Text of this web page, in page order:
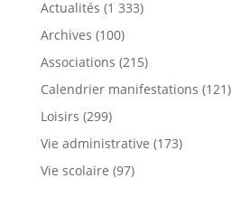
Actualités (1 333)
Archives (100)
Associations (215)
Calendrier manifestations (121)
Loisirs (299)
Vie administrative (173)
Vie scolaire (97)